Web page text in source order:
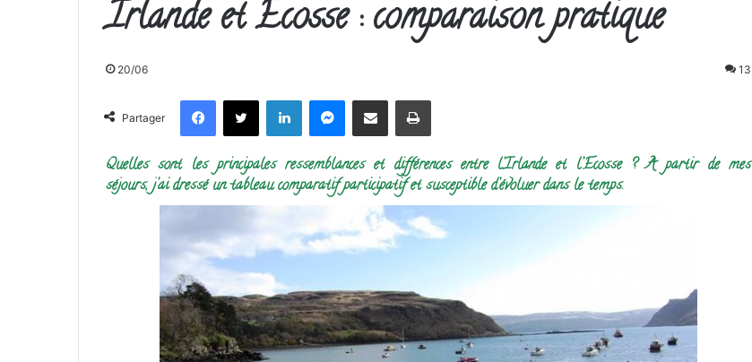
Irlande et Ecosse : comparaison pratique
20/06 13
Partager
Facebook
X LinkedinMessenger
Partager par email Imprimer
Quelles sont les principales ressemblances et différences entre l’Irlande et l’Ecosse ? A partir de mes
séjours, j’ai dressé un tableau comparatif participatif et susceptible d’évoluer dans le temps.